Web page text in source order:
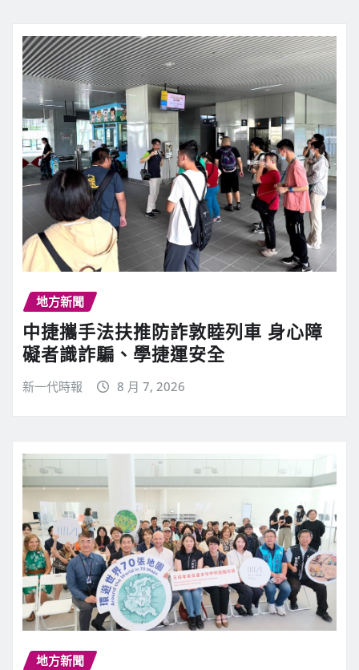
地方新聞
中捷攜手法扶推防詐敦睦列車 身心障
礙者識詐騙、學捷運安全
新一代時報 8 月 7, 2026
地方新聞